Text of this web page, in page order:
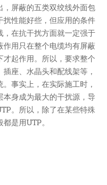
屏蔽的五类双绞线外面包
性能好些，但应用的条件
在抗干扰方面就一定强于
用只在整个电缆均有屏蔽
起作用。所以，要求整个
座、水晶头和配线架等，
事实上，在实际施工时，
身成为最大的干扰源，导
。所以，除了在某些特殊
是用UTP。